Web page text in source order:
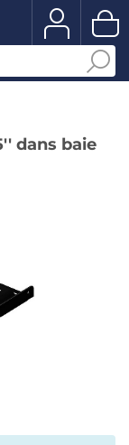
dans baie